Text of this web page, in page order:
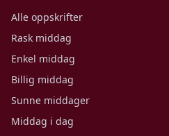
Alle oppskrifter
Rask middag
Enkel middag
Billig middag
Sunne middager
Middag i dag